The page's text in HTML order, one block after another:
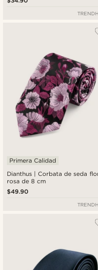
Dianthus | Corbata de seda
rosa de 8 cm
Primera Calidad
$49.90